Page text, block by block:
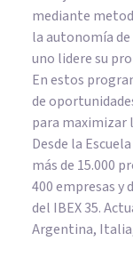
mediante
la autonomía
uno lidere su
En estos
de
para maximizar
Desde la
más de 15.000
400 empresas y
del IBEX 35.
Argentina,